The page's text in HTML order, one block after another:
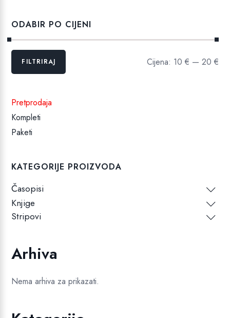
ODABIR PO CIJENI
Min
MaksFILTRIRAJ Cijena: 10 € — 20 €
Pretprodaja
Kompleti
Paketi
KATEGORIJE PROIZVODA
Časopisi
Knjige
Stripovi
Arhiva
Nema arhiva za prikazati.